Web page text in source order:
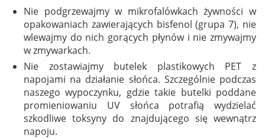
Nie podgrzewajmy w mikrofalówkach żywności w
opakowaniach zawierających bisfenol (grupa 7), nie
wlewajmy do nich gorących płynów i nie zmywajmy
w zmywarkach.
Nie zostawiajmy butelek plastikowych PET z
napojami na działanie słońca. Szczególnie podczas
naszego wypoczynku, gdzie takie butelki poddane
promieniowaniu UV słońca potrafią wydzielać
szkodliwe toksyny do znajdującego się wewnątrz
napoju.